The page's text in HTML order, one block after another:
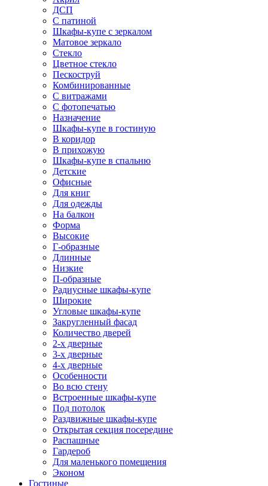
ДСП
С патиной
Шкафы-купе с зеркалом
Матовое зеркало
Стекло
Цветное стекло
Пескоструй
Комбинированные
С витражами
С фотопечатью
Назначение
Шкафы-купе в гостиную
В коридор
В прихожую
Шкафы-купе в спальню
Детские
Офисные
Для книг
Для одежды
На балкон
Форма
Высокие
Г-образные
Длинные
Низкие
П-образные
Радиусные шкафы-купе
Широкие
Угловые шкафы-купе
Закругленный фасад
Количество дверей
2-х дверные
3-х дверные
4-х дверные
Особенности
Во всю стену
Встроенные шкафы-купе
Под потолок
Раздвижные шкафы-купе
Открытая секция посередине
Распашные
Гардероб
Для маленького помещения
Эконом
Гостиные